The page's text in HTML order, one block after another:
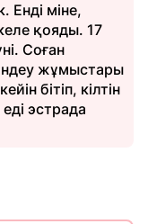
Енді міне,
қояды. 17
Соған
жұмыстары
бітіп, кілтін
эстрада